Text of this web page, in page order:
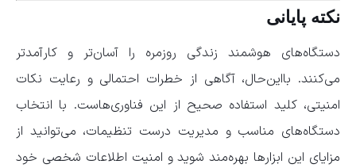
نکته پایانی
دستگاه‌های هوشمند زندگی روزمره را آسان‌تر و کارآمدتر
می‌کنند. بااین‌حال، آگاهی از خطرات احتمالی و رعایت نکات
امنیتی، کلید استفاده صحیح از این فناوری‌هاست. با انتخاب
دستگاه‌های مناسب و مدیریت درست تنظیمات، می‌توانید از
مزایای این ابزارها بهره‌مند شوید و امنیت اطلاعات شخصی خود